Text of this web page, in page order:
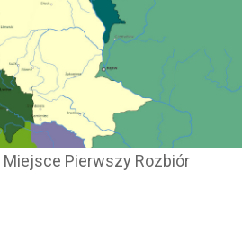
Miejsce Pierwszy Rozbiór